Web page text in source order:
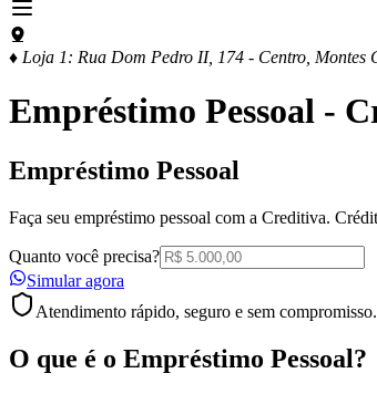
♦ Loja 1: Rua Dom Pedro II, 174 - Centro Montes
Empréstimo Pessoal -
Empréstimo Pessoal
Faça seu empréstimo pessoal com a Creditiva.
Quanto você precisa?
Simular agora
Atendimento rápido, seguro e sem compromisso.
O que é o Empréstimo Pessoal?